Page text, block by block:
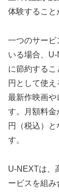
体験すること
一つのサービ
いる場合、
に節約する
円として使
最新作映画や
す。月額料金
円（税込）
す。
U-NEXTは、
ービスを組